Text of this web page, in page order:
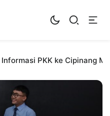
PKK ke Cipinang